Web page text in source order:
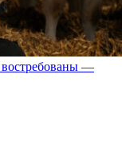
востребованы —